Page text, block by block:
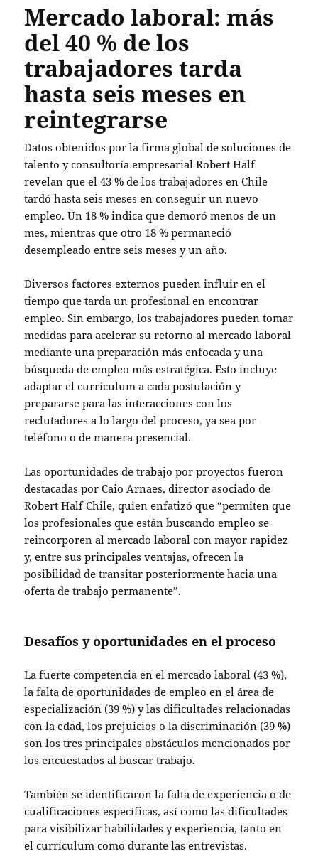
Mercado laboral: más
del 40 % de los
trabajadores tarda
hasta seis meses en
reintegrarse
Datos obtenidos por la firma global de soluciones de
talento y consultoría empresarial Robert Half
revelan que el 43 % de los trabajadores en Chile
tardó hasta seis meses en conseguir un nuevo
empleo. Un 18 % indica que demoró menos de un
mes, mientras que otro 18 % permaneció
desempleado entre seis meses y un año.
Diversos factores externos pueden influir en el
tiempo que tarda un profesional en encontrar
empleo. Sin embargo, los trabajadores pueden tomar
medidas para acelerar su retorno al mercado laboral
mediante una preparación más enfocada y una
búsqueda de empleo más estratégica. Esto incluye
adaptar el currículum a cada postulación y
prepararse para las interacciones con los
reclutadores a lo largo del proceso, ya sea por
teléfono o de manera presencial.
Las oportunidades de trabajo por proyectos fueron
destacadas por Caio Arnaes, director asociado de
Robert Half Chile, quien enfatizó que “permiten que
los profesionales que están buscando empleo se
reincorporen al mercado laboral con mayor rapidez
y, entre sus principales ventajas, ofrecen la
posibilidad de transitar posteriormente hacia una
oferta de trabajo permanente”.
Desafíos y oportunidades en el proceso
La fuerte competencia en el mercado laboral (43 %),
la falta de oportunidades de empleo en el área de
especialización (39 %) y las dificultades relacionadas
con la edad, los prejuicios o la discriminación (39 %)
son los tres principales obstáculos mencionados por
los encuestados al buscar trabajo.
También se identificaron la falta de experiencia o de
cualificaciones específicas, así como las dificultades
para visibilizar habilidades y experiencia, tanto en
el currículum como durante las entrevistas.